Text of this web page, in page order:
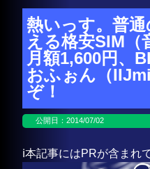
熱いっす。普
える格安SIM（
月額1,600円、
おふぉん（
ぞ！
公開日：2014/07/02
ℹ️本記事にはPRが含まれ